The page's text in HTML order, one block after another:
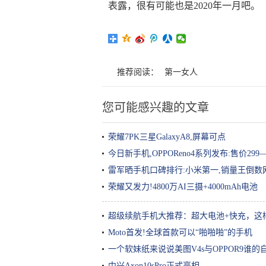
表露，很有可能也是2020年一月吧。
推荐阅读： 第一女人
您可能感兴趣的文章
荣耀7PK三星GalaxyA8,屏幕可点
今日新手机,OPPOReno4系列发布:售价
雷军晒手机口碑排行:小米第一,销量王倒数
荣耀又发力!4800万AI三摄+4000mAh电池
超级续航手机大推荐：超大电池+快充，这
Moto首发!全球首款可以“啪啪啪”的手机
一个软妹纸来说说美图V4s与OPPOR9谁的